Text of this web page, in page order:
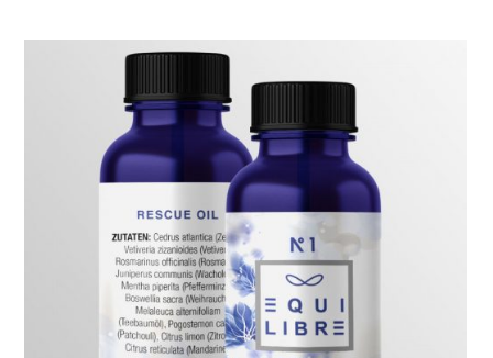
Verpakking Equilibre